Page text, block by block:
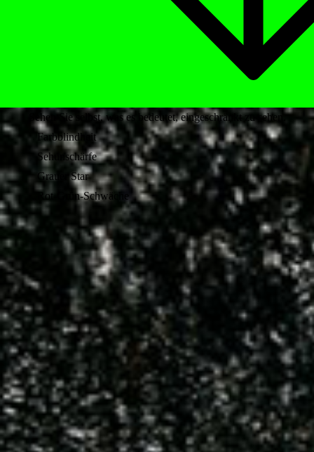
Sehen Sie selbst, was es bedeutet, eingeschränkt zu sehen.
Farbblindheit
Sehunschärfe
Grauer Star
Rot-Grün-Schwäche